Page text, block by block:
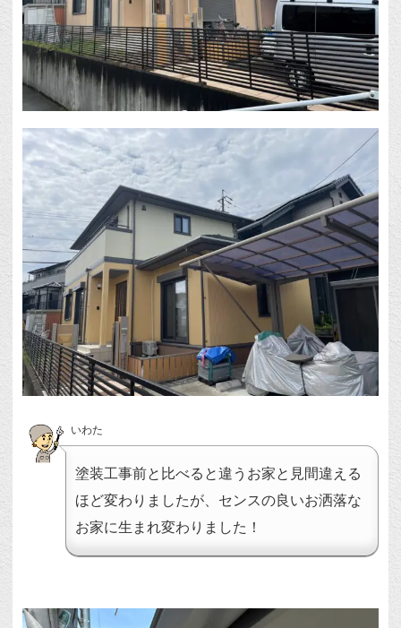
いわた
塗装工事前と比べると違うお家と見間違える
ほど変わりましたが、センスの良いお洒落な
お家に生まれ変わりました！